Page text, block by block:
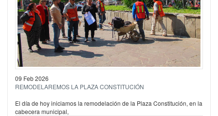
09 Feb 2026
REMODELAREMOS LA PLAZA CONSTITUCIÓN
El día de hoy iniciamos la remodelación de la Plaza Constitución, en la
cabecera municipal,